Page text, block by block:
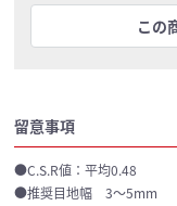
この
留意事項
●C.S.R値：平均0.48
●推奨目地幅 3～5mm